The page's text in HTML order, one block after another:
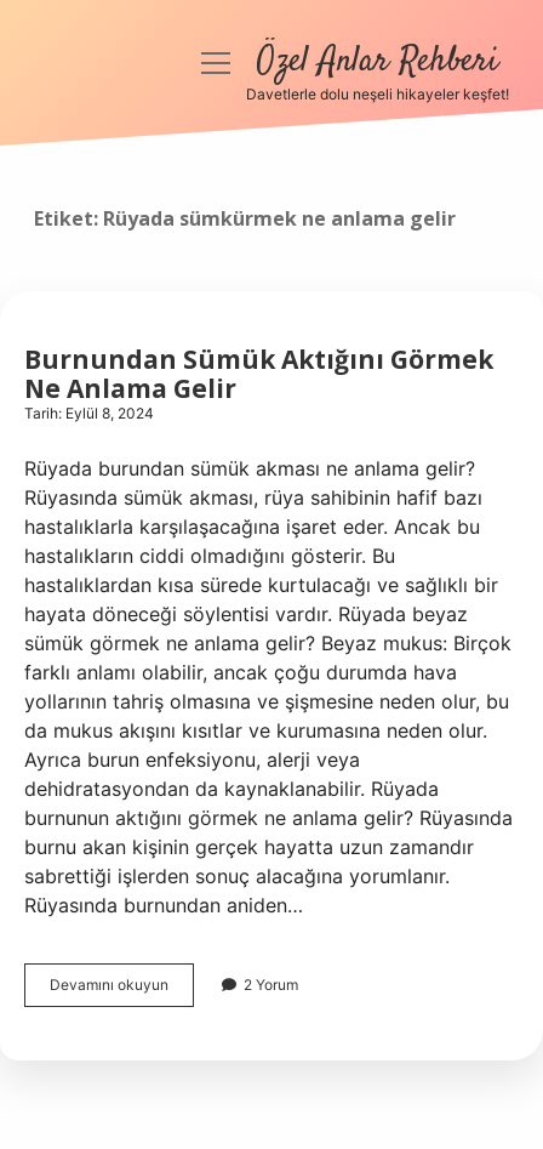
Anasayfa
menüyüÖzel Anlar Rehberi
Davetlerle dolu neşeli hikayeler keşfet!
Etiket: Rüyada sümkürmek ne anlama gelir
Burnundan Sümük Aktığını Görmek
Ne Anlama Gelir
Tarih: Eylül 8, 2024
Rüyada burundan sümük akması ne anlama gelir?
Rüyasında sümük akması, rüya sahibinin hafif bazı
hastalıklarla karşılaşacağına işaret eder. Ancak bu
hastalıkların ciddi olmadığını gösterir. Bu
hastalıklardan kısa sürede kurtulacağı ve sağlıklı bir
hayata döneceği söylentisi vardır. Rüyada beyaz
sümük görmek ne anlama gelir? Beyaz mukus: Birçok
farklı anlamı olabilir, ancak çoğu durumda hava
yollarının tahriş olmasına ve şişmesine neden olur, bu
da mukus akışını kısıtlar ve kurumasına neden olur.
Ayrıca burun enfeksiyonu, alerji veya
dehidratasyondan da kaynaklanabilir. Rüyada
burnunun aktığını görmek ne anlama gelir? Rüyasında
burnu akan kişinin gerçek hayatta uzun zamandır
sabrettiği işlerden sonuç alacağına yorumlanır.
Rüyasında burnundan aniden…
Devamını okuyun Burnundan
Sümük
2 Yorum